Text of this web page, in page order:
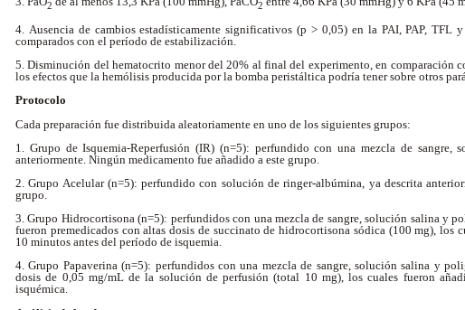
2 2
4. Ausencia de cambios estadísticamente significativos (p > 0,05) en la PAI, PAP, TFL
comparados con el período de estabilización.
5. Disminución del hematocrito menor del 20% al final del experimento, en comparación
los efectos que la hemólisis producida por la bomba peristáltica podría tener sobre otros
Protocolo
Cada preparación fue distribuida aleatoriamente en uno de los siguientes grupos:
1. Grupo de Isquemia-Reperfusión (IR) (n=5): perfundido con una mezcla de sangre,
anteriormente. Ningún medicamento fue añadido a este grupo.
2. Grupo Acelular (n=5): perfundido con solución de ringer-albúmina, ya descrita
grupo.
3. Grupo Hidrocortisona (n=5): perfundidos con una mezcla de sangre, solución salina y
fueron premedicados con altas dosis de succinato de hidrocortisona sódica (100 mg), los
10 minutos antes del período de isquemia.
4. Grupo Papaverina (n=5): perfundidos con una mezcla de sangre, solución salina y
dosis de 0,05 mg/mL de la solución de perfusión (total 10 mg), los cuales fueron
isquémica.